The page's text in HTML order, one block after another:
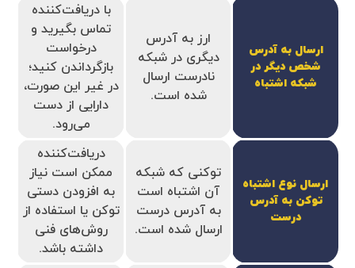
ارسال به آدرس
شخص دیگر در
شبکه اشتباه
ارز به آدرس
دیگری در شبکه
نادرست ارسال
شده است.
با دریافت‌کننده
تماس بگیرید و
درخواست
بازگرداندن کنید؛
در غیر این صورت،
دارایی از دست
می‌رود.
ارسال نوع اشتباه
توکن به آدرس
درست
توکنی که شبکه
آن اشتباه است
به آدرس درست
ارسال شده است.
دریافت‌کننده
ممکن است نیاز
به افزودن دستی
توکن یا استفاده از
روش‌های فنی
داشته باشد.